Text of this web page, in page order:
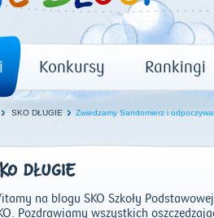
Konkursy Rankingi
SKO DŁUGIE Zwiedzamy Sandomierz i
DŁUGIE
na blogu SKO Szkoły
Pozdrawiamy wszystkich